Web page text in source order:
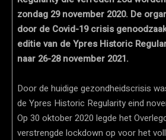
zondag 29 november 2020. De
door de Covid-19 crisis
editie van de Ypres Historic
naar 26-28 november 2021.
Door de huidige gezondheidscrisis
de Ypres Historic Regularity eind
Op 30 oktober 2020 legde het
verstrengde lockdown op voor het